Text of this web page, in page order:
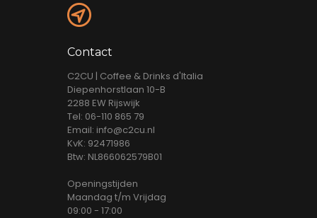
Contact
C2CU | Coffee & Drinks d'Italia
Diepenhorstlaan 10-B
2288 EW Rijswijk
Tel: 06-110 865 79
Email: info@c2cu.nl
KvK: 92471986
Btw: NL866062579B01
Openingstijden
Maandag t/m Vrijdag
09:00 - 17:00